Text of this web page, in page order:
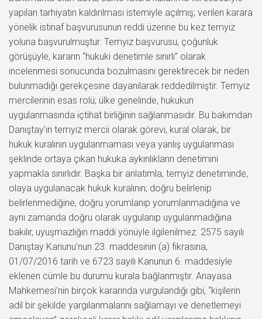
yapılan tarhiyatın kaldırılması istemiyle açılmış; verilen karara
yönelik istinaf başvurusunun reddi üzerine bu kez temyiz
yoluna başvurulmuştur. Temyiz başvurusu, çoğunluk
görüşüyle, kararın “hukuki denetimle sınırlı” olarak
incelenmesi sonucunda bozulmasını gerektirecek bir neden
bulunmadığı gerekçesine dayanılarak reddedilmiştir. Temyiz
mercilerinin esas rolü; ülke genelinde, hukukun
uygulanmasında içtihat birliğinin sağlanmasıdır. Bu bakımdan
Danıştay’ın temyiz mercii olarak görevi, kural olarak, bir
hukuk kuralının uygulanmaması veya yanlış uygulanması
şeklinde ortaya çıkan hukuka aykırılıkların denetimini
yapmakla sınırlıdır. Başka bir anlatımla, temyiz denetiminde,
olaya uygulanacak hukuk kuralının; doğru belirlenip
belirlenmediğine, doğru yorumlanıp yorumlanmadığına ve
aynı zamanda doğru olarak uygulanıp uygulanmadığına
bakılır, uyuşmazlığın maddi yönüyle ilgilenilmez. 2575 sayılı
Danıştay Kanunu’nun 23. maddesinin (a) fıkrasına,
01/07/2016 tarih ve 6723 sayılı Kanunun 6. maddesiyle
eklenen cümle bu durumu kurala bağlanmıştır. Anayasa
Mahkemesi’nin birçok kararında vurgulandığı gibi, “kişilerin
adil bir şekilde yargılanmalarını sağlamayı ve denetlemeyi